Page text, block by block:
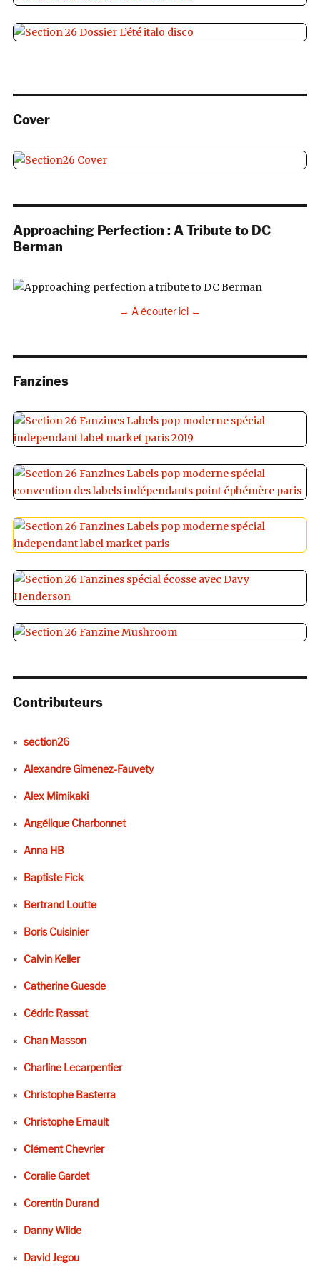
Cover
Approaching Perfection : A Tribute to DC
Berman
→ À écouter ici ←
Fanzines
Contributeurs
section26
Alexandre Gimenez-Fauvety
Alex Mimikaki
Angélique Charbonnet
Anna HB
Baptiste Fick
Bertrand Loutte
Boris Cuisinier
Calvin Keller
Catherine Guesde
Cédric Rassat
Chan Masson
Charline Lecarpentier
Christophe Basterra
Christophe Ernault
Clément Chevrier
Coralie Gardet
Corentin Durand
Danny Wilde
David Jegou